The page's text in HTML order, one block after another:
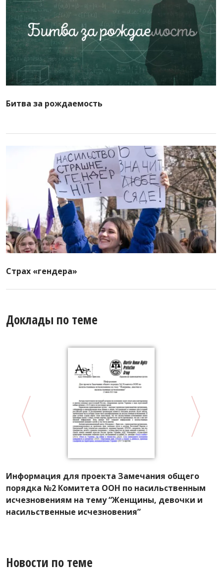
Битва за рождаемость
Страх «гендера»
Доклады по теме
Информация для проекта Замечания общего
порядка №2 Комитета ООН по насильственным
исчезновениям на тему “Женщины, девочки и
насильственные исчезновения”
Новости по теме